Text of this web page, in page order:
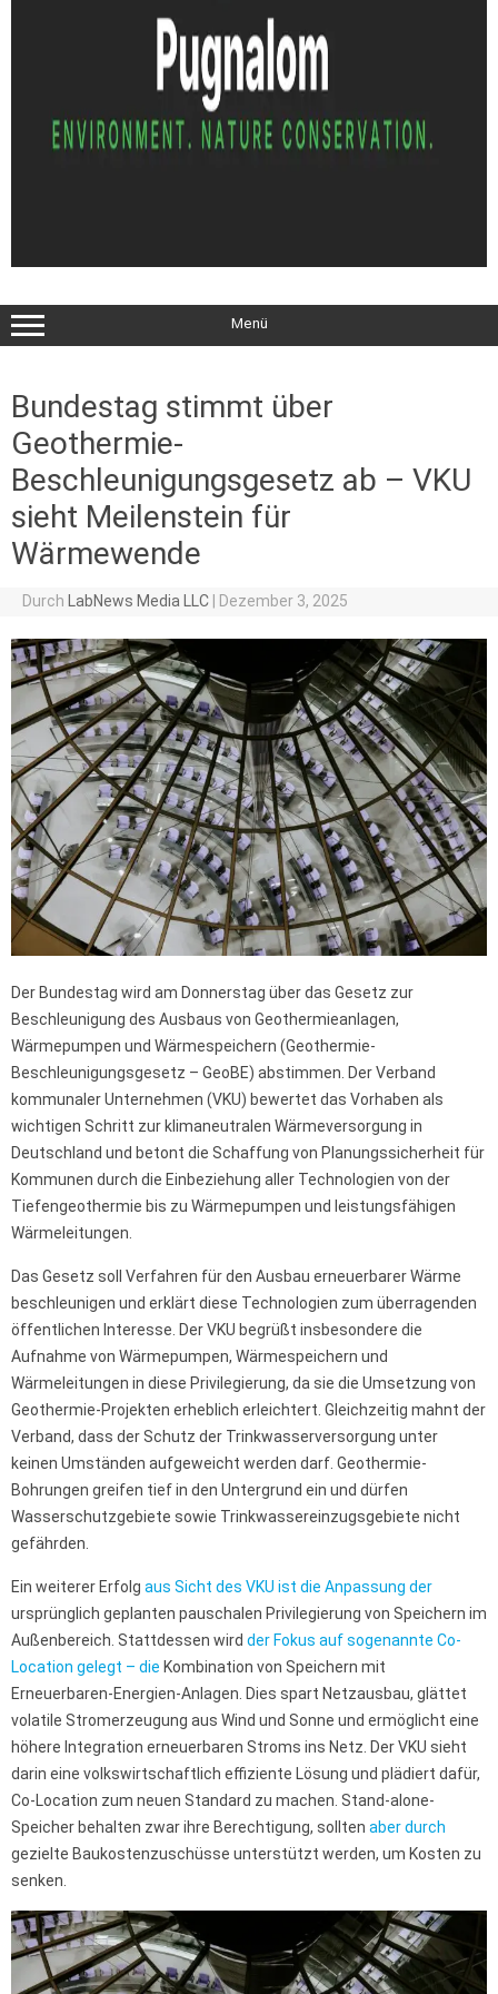
Menü
Bundestag stimmt über
Geothermie-
Beschleunigungsgesetz ab – VKU
sieht Meilenstein für
Wärmewende
Durch LabNews Media LLC Dezember 3, 2025
Der Bundestag wird am Donnerstag über das Gesetz zur
Beschleunigung des Ausbaus von Geothermieanlagen,
Wärmepumpen und Wärmespeichern (Geothermie-
Beschleunigungsgesetz – GeoBE) abstimmen. Der Verband
kommunaler Unternehmen (VKU) bewertet das Vorhaben als
wichtigen Schritt zur klimaneutralen Wärmeversorgung in
Deutschland und betont die Schaffung von Planungssicherheit für
Kommunen durch die Einbeziehung aller Technologien von der
Tiefengeothermie bis zu Wärmepumpen und leistungsfähigen
Wärmeleitungen.
Das Gesetz soll Verfahren für den Ausbau erneuerbarer Wärme
beschleunigen und erklärt diese Technologien zum überragenden
öffentlichen Interesse. Der VKU begrüßt insbesondere die
Aufnahme von Wärmepumpen, Wärmespeichern und
Wärmeleitungen in diese Privilegierung, da sie die Umsetzung von
Geothermie-Projekten erheblich erleichtert. Gleichzeitig mahnt der
Verband, dass der Schutz der Trinkwasserversorgung unter
keinen Umständen aufgeweicht werden darf. Geothermie-
Bohrungen greifen tief in den Untergrund ein und dürfen
Wasserschutzgebiete sowie Trinkwassereinzugsgebiete nicht
gefährden.
Ein weiterer Erfolg aus Sicht des VKU ist die Anpassung der
ursprünglich geplanten pauschalen Privilegierung von Speichern im
Außenbereich. Stattdessen wird der Fokus auf sogenannte Co-
Location gelegt – die Kombination von Speichern mit
Erneuerbaren-Energien-Anlagen. Dies spart Netzausbau, glättet
volatile Stromerzeugung aus Wind und Sonne und ermöglicht eine
höhere Integration erneuerbaren Stroms ins Netz. Der VKU sieht
darin eine volkswirtschaftlich effiziente Lösung und plädiert dafür,
Co-Location zum neuen Standard zu machen. Stand-alone-
Speicher behalten zwar ihre Berechtigung, sollten aber durch
gezielte Baukostenzuschüsse unterstützt werden, um Kosten zu
senken.